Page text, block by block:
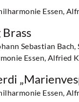
Essen,
Sebastian Bach,
Essen, Alfried
Essen,